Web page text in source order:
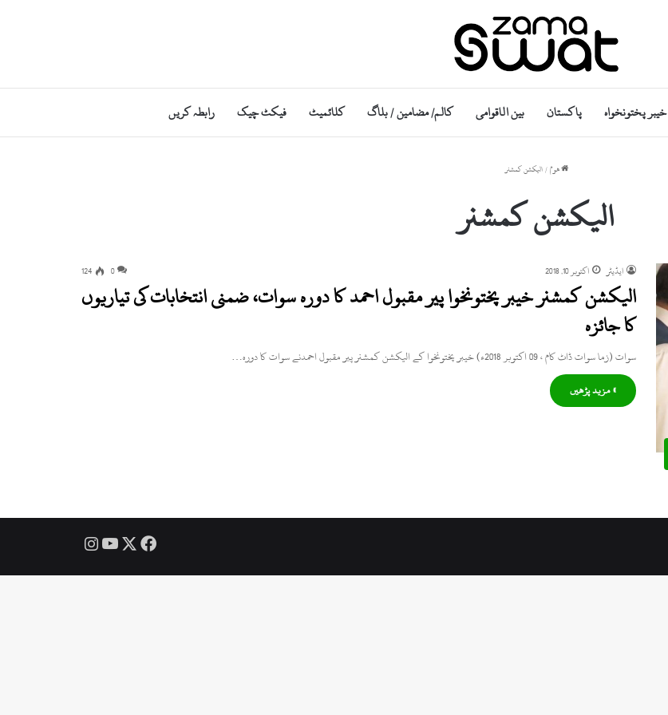
خیبر پختونخواہ پاکستان بین الاقوامی کالم/ مضامین / بلاگ کلائمیٹ فیکٹ چیک رابطہ کریں
ھوم / الیکشن کمشنر
الیکشن کمشنر
ایڈیٹر اکتوبر 10, 2018 0
124
الیکشن کمشنر خیبر پختونخوا پیر مقبول احمد کا دورہ سوات، ضمنی انتخابات کی تیاریوں
کا جائزہ
سوات (زما سوات ڈاٹ کام ، 09 اکتوبر 2018ء) خیبر پختونخوا کے الیکشن کمشنر پیر مقبول احمدنے سوات کا دورہ…
» مزید پڑھیں
Facebook
X
YouTube